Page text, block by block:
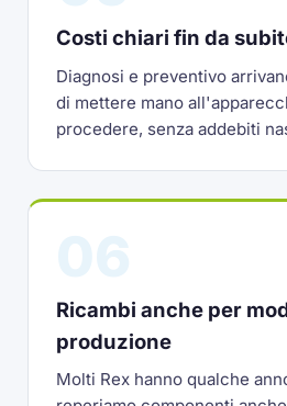
Costi chiari fin da
Diagnosi e preventivo
di mettere mano
procedere, senza addebiti
Ricambi anche per
produzione
Molti Rex hanno qualche